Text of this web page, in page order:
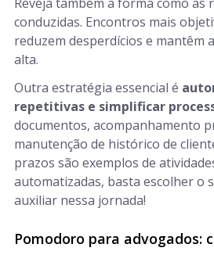
conduzidas. Encontros mais
reduzem desperdícios e mantêm
alta.
Outra estratégia essencial é
repetitivas e simplificar
documentos, acompanhamento
manutenção de histórico de
prazos são exemplos de
automatizadas, basta escolher o
auxiliar nessa jornada!
Pomodoro para advogados: